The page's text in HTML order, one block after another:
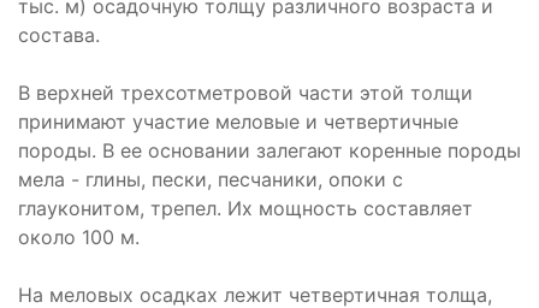
тыс. м) осадочную толщу различного возраста и
состава.
В верхней трехсотметровой части этой толщи
принимают участие меловые и четвертичные
породы. В ее основании залегают коренные породы
мела - глины, пески, песчаники, опоки с
глауконитом, трепел. Их мощность составляет
около 100 м.
На меловых осадках лежит четвертичная толща,